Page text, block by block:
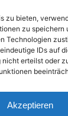
zu bieten,
zu speichern
Technologien
IDs auf
nicht erteilst oder
Akzeptieren